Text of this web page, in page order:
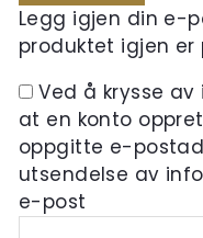
Legg igjen din e-
produktet igjen er
Ved å krysse
at en konto
oppgitte e-
utsendelse av
e-post